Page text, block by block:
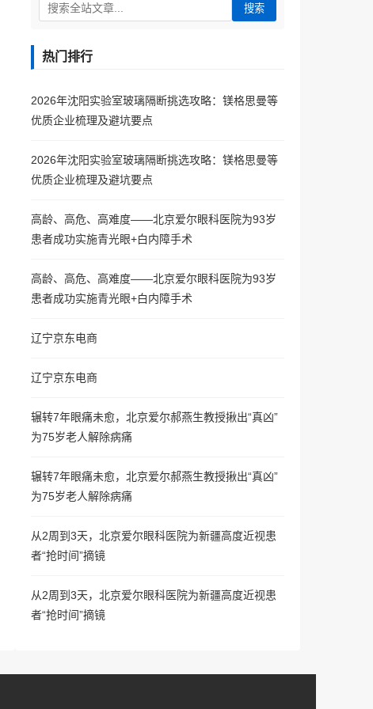
搜索
热门排行
2026年沈阳实验室玻璃隔断挑选攻略：镁格思曼等
优质企业梳理及避坑要点
2026年沈阳实验室玻璃隔断挑选攻略：镁格思曼等
优质企业梳理及避坑要点
高龄、高危、高难度——北京爱尔眼科医院为93岁
患者成功实施青光眼+白内障手术
高龄、高危、高难度——北京爱尔眼科医院为93岁
患者成功实施青光眼+白内障手术
辽宁京东电商
辽宁京东电商
辗转7年眼痛未愈，北京爱尔郝燕生教授揪出“真凶”
为75岁老人解除病痛
辗转7年眼痛未愈，北京爱尔郝燕生教授揪出“真凶”
为75岁老人解除病痛
从2周到3天，北京爱尔眼科医院为新疆高度近视患
者“抢时间”摘镜
从2周到3天，北京爱尔眼科医院为新疆高度近视患
者“抢时间”摘镜